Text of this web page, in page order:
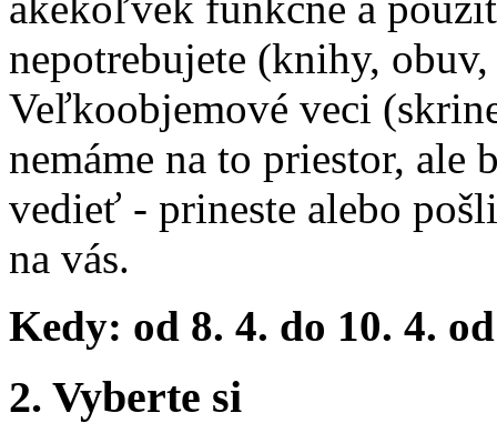
nepotrebujete (knihy,
Veľkoobjemové veci
nemáme na to priestor, ale
vedieť - prineste alebo
na vás.
Kedy: od 8. 4. do 10. 4.
2. Vyberte si